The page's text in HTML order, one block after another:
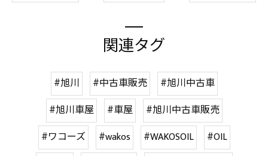
関連タグ
#旭川 #中古車販売
#旭川中古車
#旭川車屋
#車屋
#旭川中古車販売
#ワコーズ
#wakos #WAKOSOIL
#OIL